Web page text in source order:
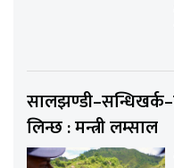
लिन्छ : मन्त्री लम्साल